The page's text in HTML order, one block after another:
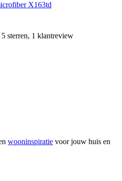
X163td
sterren, 1 klantreview
wooninspiratie voor jouw huis en